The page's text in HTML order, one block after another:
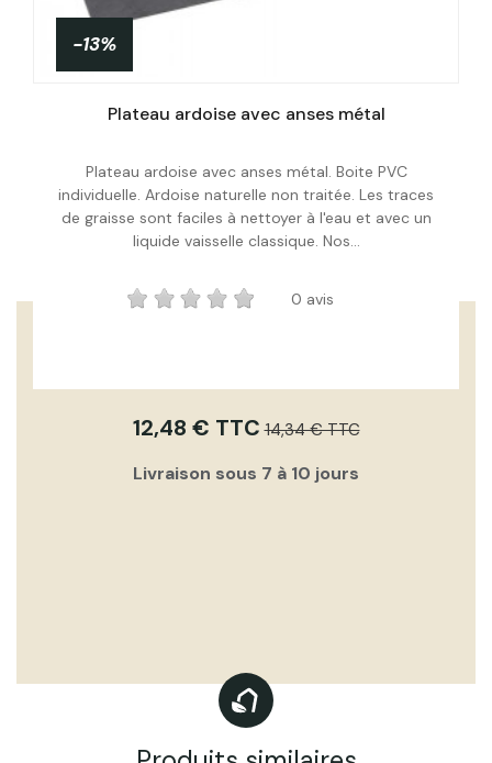
Acheter
PROMO !
-13%
Plateau ardoise avec anses métal
Plateau ardoise avec anses métal. Boite PVC
individuelle. Ardoise naturelle non traitée. Les traces
de graisse sont faciles à nettoyer à l'eau et avec un
liquide vaisselle classique. Nos...
0 avis
12,48 € TTC 14,34 € TTC
Livraison sous 7 à 10 jours